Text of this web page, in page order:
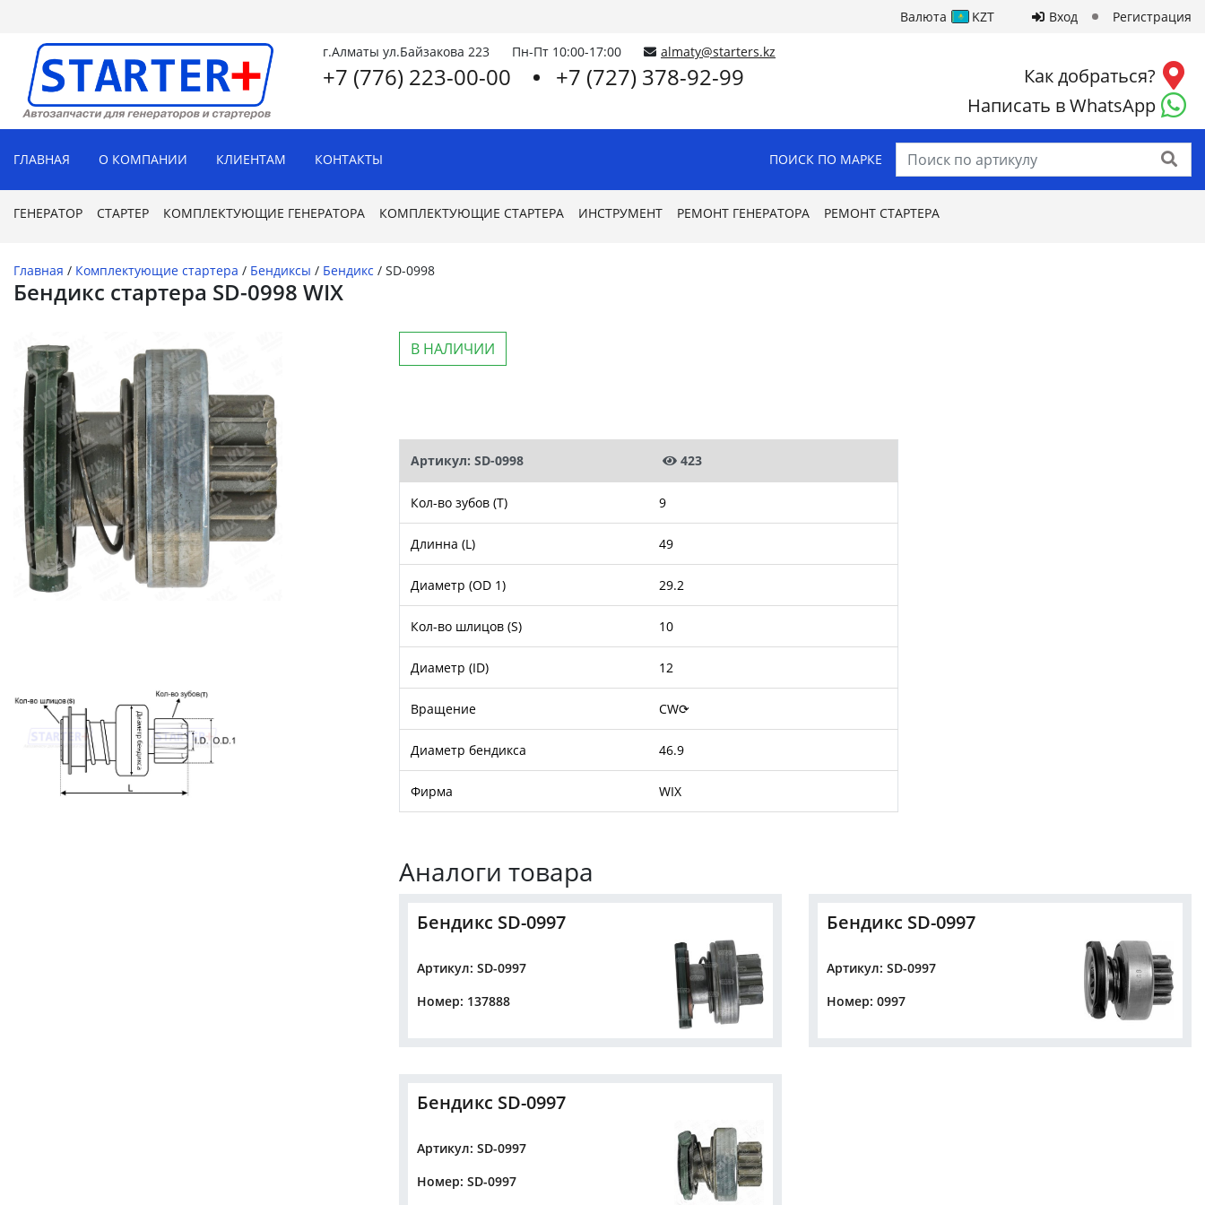
Валюта KZT Вход Регистрация
г.Алматы ул.Байзакова 223 Пн-Пт 10:00-17:00 almaty@starters.kz
+7 (776) 223-00-00 +7 (727) 378-92-99
Как добраться?
Написать в WhatsApp
ГЛАВНАЯ О КОМПАНИИ КЛИЕНТАМ КОНТАКТЫ ПОИСК ПО МАРКЕ Найти
ГЕНЕРАТОР СТАРТЕР КОМПЛЕКТУЮЩИЕ ГЕНЕРАТОРА КОМПЛЕКТУЮЩИЕ СТАРТЕРА ИНСТРУМЕНТ РЕМОНТ ГЕНЕРАТОРА РЕМОНТ СТАРТЕРА
Главная / Комплектующие стартера / Бендиксы / Бендикс / SD-0998
Бендикс стартера SD-0998 WIX
В НАЛИЧИИ
Артикул: SD-0998 423
Кол-во зубов (T) 9
Длинна (L) 49
Диаметр (OD 1) 29.2
Кол-во шлицов (S) 10
Диаметр (ID) 12
Вращение CW⟳
Диаметр бендикса 46.9
Фирма WIX
Аналоги товара
Бендикс SD-0997
Артикул: SD-0997
Номер: 137888
Бендикс SD-0997
Артикул: SD-0997
Номер: 0997
Бендикс SD-0997
Артикул: SD-0997
Номер: SD-0997